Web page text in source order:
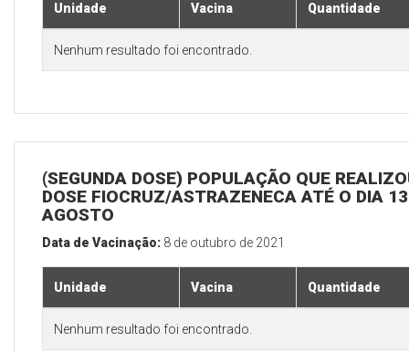
Unidade Vacina Quantidade
Nenhum resultado foi encontrado.
(SEGUNDA DOSE) POPULAÇÃO QUE
DOSE FIOCRUZ/ASTRAZENECA ATÉ O DIA
AGOSTO
Data de Vacinação: 8 de outubro de 2021
Unidade Vacina Quantidade
Nenhum resultado foi encontrado.